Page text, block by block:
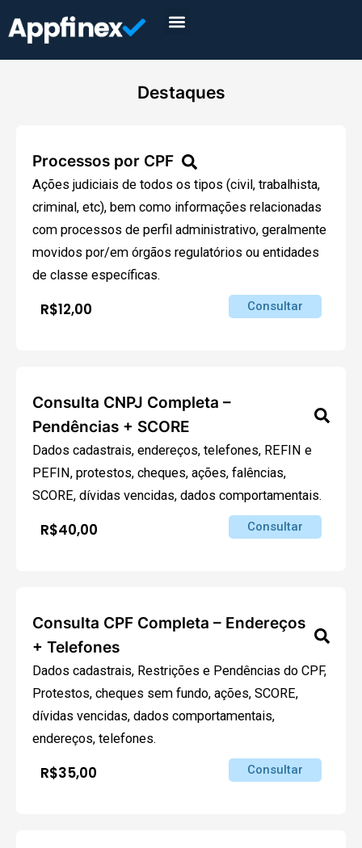
Destaques
Processos por CPF
Ações judiciais de todos os tipos (civil, trabalhista,
criminal, etc), bem como informações relacionadas
com processos de perfil administrativo, geralmente
movidos por/em órgãos regulatórios ou entidades
de classe específicas.
R$12,00 Consultar
Consulta CNPJ Completa –
Pendências + SCORE
Dados cadastrais, endereços, telefones, REFIN e
PEFIN, protestos, cheques, ações, falências,
SCORE, dívidas vencidas, dados comportamentais.
R$40,00 Consultar
Consulta CPF Completa – Endereços
+ Telefones
Dados cadastrais, Restrições e Pendências do CPF,
Protestos, cheques sem fundo, ações, SCORE,
dívidas vencidas, dados comportamentais,
endereços, telefones.
R$35,00 Consultar